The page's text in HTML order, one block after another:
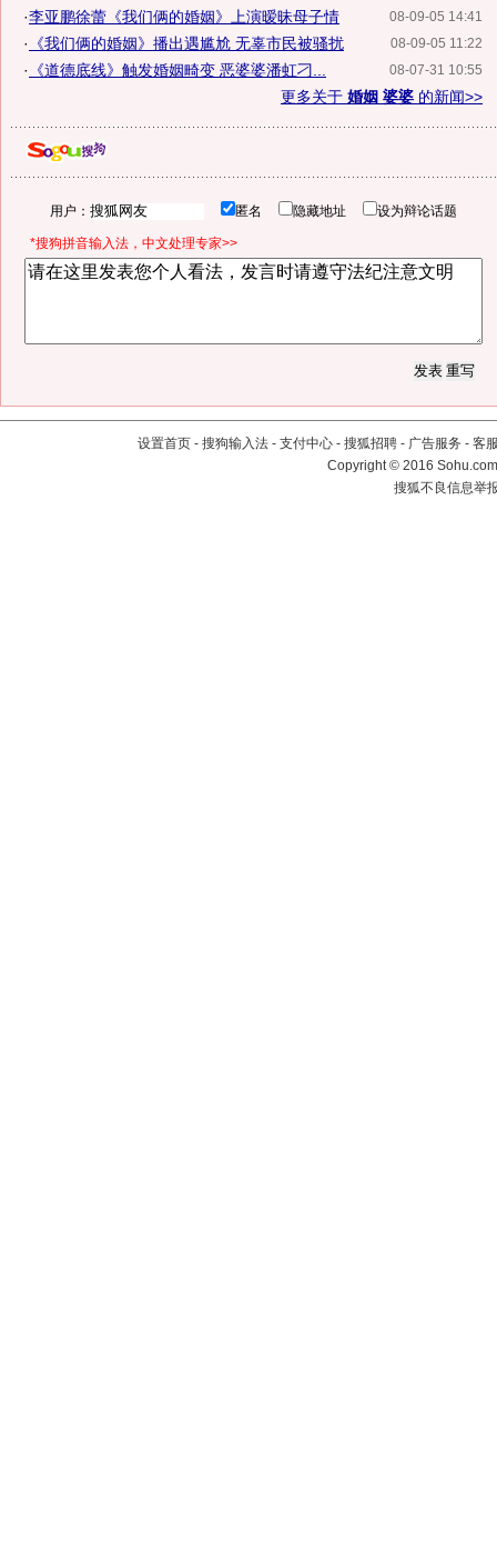
08-09-05 14:41
·李亚鹏徐蕾《我们俩的婚姻》上演暧昧母子情
08-09-05 11:22
· 《我们俩的婚姻》播出遇尴尬 无辜市民被骚扰
08-07-31 10:55
·
《道德底线》触发婚姻畸变 恶婆婆潘虹刁...
更多关于 婚姻 婆婆 的新闻>>
用户： 匿名 隐藏地址 设为辩论话题
*搜狗拼音输入法，中文处理专家>>
设置首页 - 搜狗输入法 - 支付中心 - 搜狐招聘 - 广告服务 - 客
Copyright©2016
搜狐不良信息举